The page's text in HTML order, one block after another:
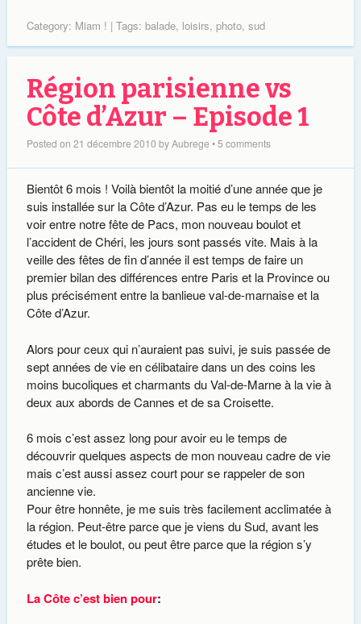
Category: Miam ! | Tags: balade, loisirs, photo, sud
Région parisienne vs
Côte d’Azur – Episode 1
Posted on 21 décembre 2010 byAubrege •5 comments
Bientôt 6 mois ! Voilà bientôt la moitié d’une année que je
suis installée sur la Côte d’Azur. Pas eu le temps de les
voir entre notre fête de Pacs, mon nouveau boulot et
l’accident de Chéri, les jours sont passés vite. Mais à la
veille des fêtes de fin d’année il est temps de faire un
premier bilan des différences entre Paris et la Province ou
plus précisément entre la banlieue val-de-marnaise et la
Côte d’Azur.
Alors pour ceux qui n’auraient pas suivi, je suis passée de
sept années de vie en célibataire dans un des coins les
moins bucoliques et charmants du Val-de-Marne à la vie à
deux aux abords de Cannes et de sa Croisette.
6 mois c’est assez long pour avoir eu le temps de
découvrir quelques aspects de mon nouveau cadre de vie
mais c’est aussi assez court pour se rappeler de son
ancienne vie.
Pour être honnête, je me suis très facilement acclimatée à
la région. Peut-être parce que je viens du Sud, avant les
études et le boulot, ou peut être parce que la région s’y
prête bien.
La Côte c’est bien pour: